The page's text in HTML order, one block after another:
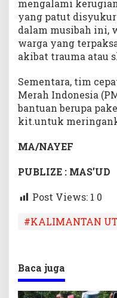
mengalami
yang patut
dalam musibah ini,
warga yang
akibat trauma atau
Sementara, tim
Merah Indonesia
bantuan berupa
kit.untuk
MA/NAYEF
PUBLIZE : MAS’UD
Post Views: 1 0
#KALIMANTAN
Baca juga